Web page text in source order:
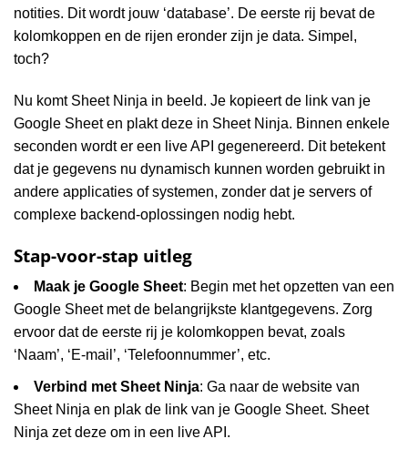
notities. Dit wordt jouw ‘database’. De eerste rij bevat de
kolomkoppen en de rijen eronder zijn je data. Simpel,
toch?
Nu komt Sheet Ninja in beeld. Je kopieert de link van je
Google Sheet en plakt deze in Sheet Ninja. Binnen enkele
seconden wordt er een live API gegenereerd. Dit betekent
dat je gegevens nu dynamisch kunnen worden gebruikt in
andere applicaties of systemen, zonder dat je servers of
complexe backend-oplossingen nodig hebt.
Stap-voor-stap uitleg
Maak je Google Sheet: Begin met het opzetten van een
Google Sheet met de belangrijkste klantgegevens. Zorg
ervoor dat de eerste rij je kolomkoppen bevat, zoals
‘Naam’, ‘E-mail’, ‘Telefoonnummer’, etc.
Verbind met Sheet Ninja: Ga naar de website van
Sheet Ninja en plak de link van je Google Sheet. Sheet
Ninja zet deze om in een live API.